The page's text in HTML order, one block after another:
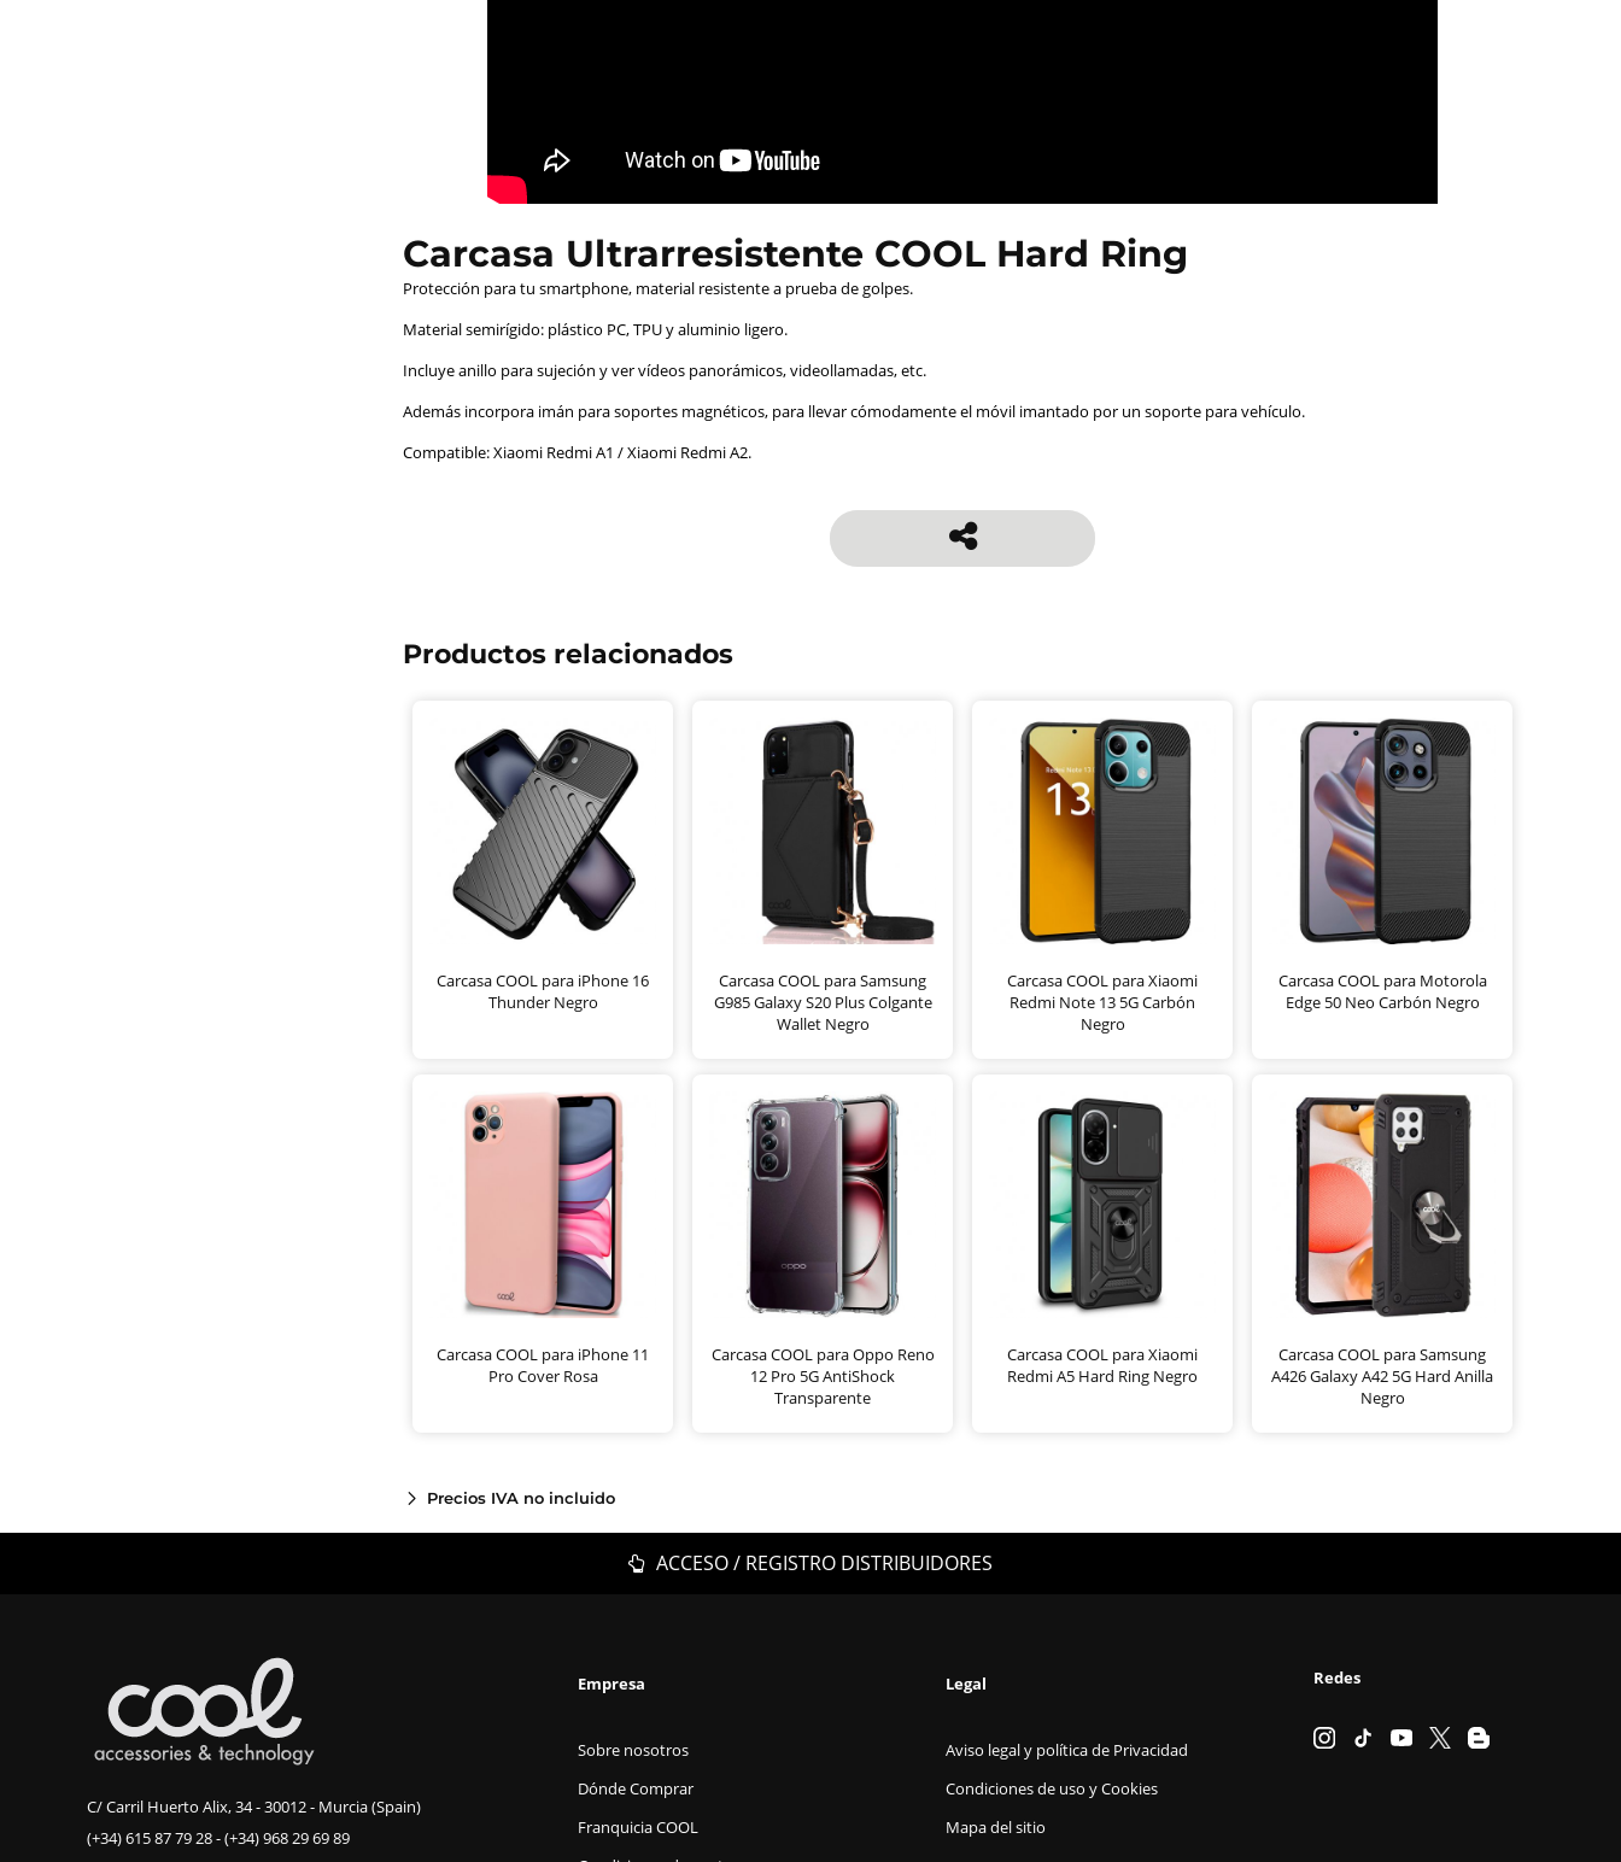
Carcasa Ultrarresistente COOL Hard Ring
Protección para tu smartphone, material resistente a prueba de golpes.
Material semirígido: plástico PC, TPU y aluminio ligero.
Incluye anillo para sujeción y ver vídeos panorámicos, videollamadas, etc.
Además incorpora imán para soportes magnéticos, para llevar cómodamente el móvil imantado por un soporte para vehículo.
Compatible: Xiaomi Redmi A1 / Xiaomi Redmi A2.
Productos relacionados
Carcasa COOL para iPhone 16
Thunder Negro
Carcasa COOL para Samsung
G985 Galaxy S20 Plus Colgante
Wallet Negro
Carcasa COOL para Xiaomi
Redmi Note 13 5G Carbón
Negro
Carcasa COOL para Motorola
Edge 50 Neo Carbón Negro
Carcasa COOL para iPhone 11
Pro Cover Rosa
Carcasa COOL para Oppo Reno
12 Pro 5G AntiShock
Transparente
Carcasa COOL para Xiaomi
Redmi A5 Hard Ring Negro
Carcasa COOL para Samsung
A426 Galaxy A42 5G Hard Anilla
Negro
Precios IVA no incluido
ACCESO / REGISTRO DISTRIBUIDORES
C/ Carril Huerto Alix, 34 - 30012 - Murcia (Spain)
(+34) 615 87 79 28-(+34) 968 29 69 89
Empresa
Sobre nosotros
Dónde Comprar
Franquicia COOL
Legal
Aviso legal y política de Privacidad
Condiciones de uso y Cookies
Mapa del sitio
Redes